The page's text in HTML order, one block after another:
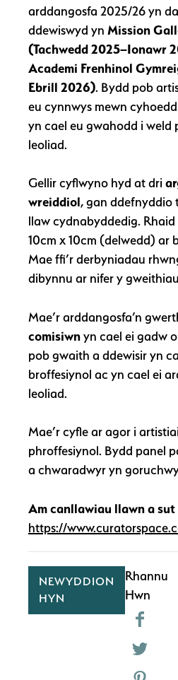
arddangosfa 2025/26 yn
ddewiswyd yn Mission
(Tachwedd 2025–Ionawr
Academi Frenhinol
Ebrill 2026). Bydd pob
eu cynnwys mewn
yn cael eu gwahodd i weld
leoliad.
Gellir cyflwyno hyd at dri
wreiddiol, gan ddefnyddio
llaw cydnabyddedig.
10cm x 10cm (delwedd) ar
Mae ffi’r derbyniadau
dibynnu ar nifer y
Mae’r arddangosfa’n
comisiwnyn cael ei gadw
pob gwaith a ddewisir yn
broffesiynol ac yn cael ei
leoliad.
Mae’r cyfle ar agor i
phroffesiynol. Bydd panel
a chwaradwyr yn
Am canllawiau llawn a
https://
NEWYDDION
HYN
Rhannu
Hwn